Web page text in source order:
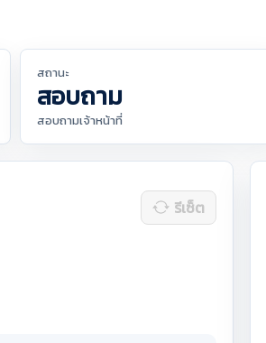
สถานะ
สอบถาม
สอบถามเจ้าหน้าที่
รีเซ็ต